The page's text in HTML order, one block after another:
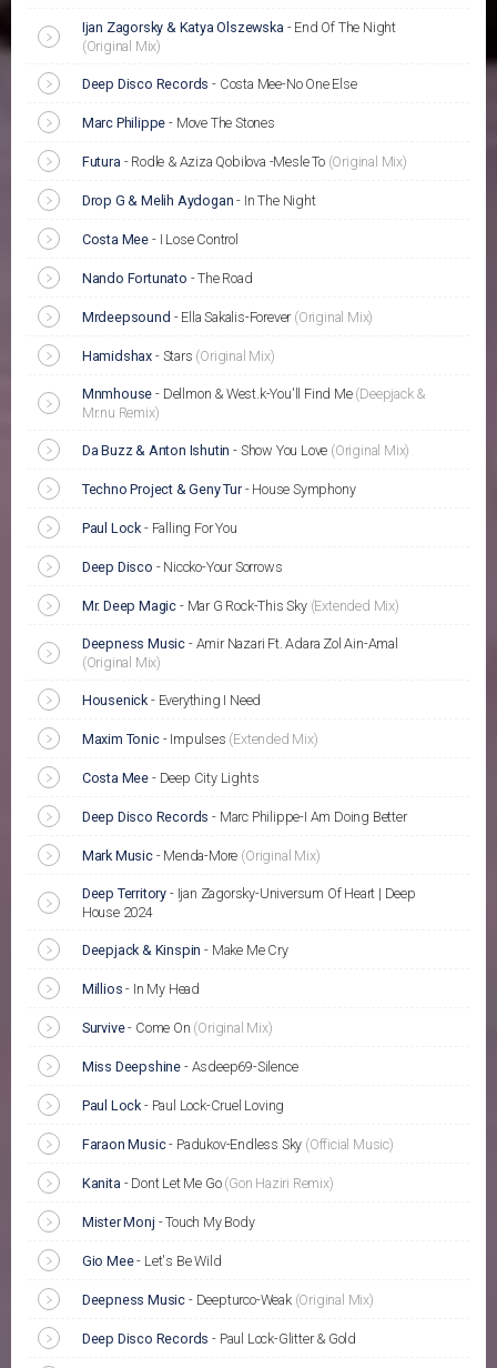
Ijan Zagorsky & Katya Olszewska - End Of The Night
(Original Mix)
Deep Disco Records - Costa Mee-No One Else
Marc Philippe - Move The Stones
Futura - Rodle & Aziza Qobilova -Mesle To (Original Mix)
Drop G & Melih Aydogan - In The Night
Costa Mee - I Lose Control
Nando Fortunato -The Road
Mrdeepsound - Ella Sakalis-Forever (Original Mix)
Hamidshax - Stars (Original Mix)
Mnmhouse - Dellmon & West.k-You'll Find Me (Deepjack &
Mr.nu Remix)
Da Buzz & Anton Ishutin - Show You Love (Original Mix)
Techno Project & Geny Tur- House Symphony
Paul Lock - Falling For You
Deep Disco - Niccko-Your Sorrows
Mr. Deep Magic - Mar G Rock-This Sky (Extended Mix)
Deepness Music - Amir Nazari Ft. Adara Zol Ain-Amal
(Original Mix)
Housenick - Everything I Need
Maxim Tonic- Impulses (Extended Mix)
Costa Mee - Deep City Lights
Deep Disco Records - Marc Philippe-I Am Doing Better
Mark Music- Menda-More (Original Mix)
Deep Territory - Ijan Zagorsky-Universum Of Heart | Deep
House 2024
Deepjack & Kinspin - Make Me Cry
Millios - In My Head
Survive- Come On (Original Mix)
Miss Deepshine - Asdeep69-Silence
Paul Lock - Paul Lock-Cruel Loving
Faraon Music- Padukov-Endless Sky (Official Music)
Kanita - Dont Let Me Go (Gon Haziri Remix)
Mister Monj -Touch My Body
Gio Mee- Let's Be Wild
Deepness Music - Deepturco-Weak (Original Mix)
Deep Disco Records - Paul Lock-Glitter & Gold